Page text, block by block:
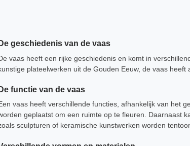
De geschiedenis van de vaas
vaas heeft een rijke geschiedenis en komt in
plateelwerken uit de Gouden Eeuw, de vaas
De functie van de vaas
vaas heeft verschillende functies, afhankelijk van het
geplaatst om een ruimte op te fleuren. Daarnaast
sculpturen of keramische kunstwerken worden